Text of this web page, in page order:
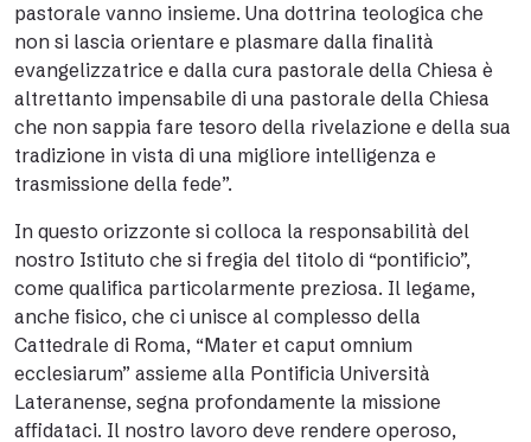
pastorale vanno insieme. Una dottrina teologica che
non si lascia orientare e plasmare dalla finalità
evangelizzatrice e dalla cura pastorale della Chiesa è
altrettanto impensabile di una pastorale della Chiesa
che non sappia fare tesoro della rivelazione e della sua
tradizione in vista di una migliore intelligenza e
trasmissione della fede”.
In questo orizzonte si colloca la responsabilità del
nostro Istituto che si fregia del titolo di “pontificio”,
come qualifica particolarmente preziosa. Il legame,
anche fisico, che ci unisce al complesso della
Cattedrale di Roma, “Mater et caput omnium
ecclesiarum” assieme alla Pontificia Università
Lateranense, segna profondamente la missione
affidataci. Il nostro lavoro deve rendere operoso,